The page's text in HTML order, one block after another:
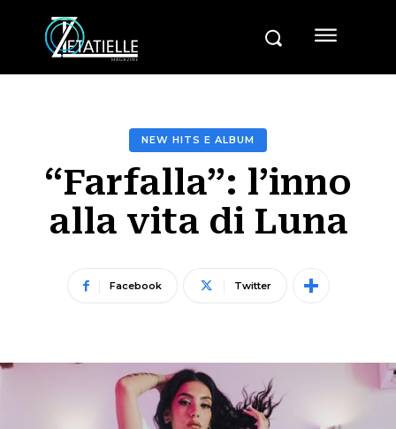
NEW HITS E ALBUM
“Farfalla”: l’inno
alla vita di Luna
Facebook Twitter